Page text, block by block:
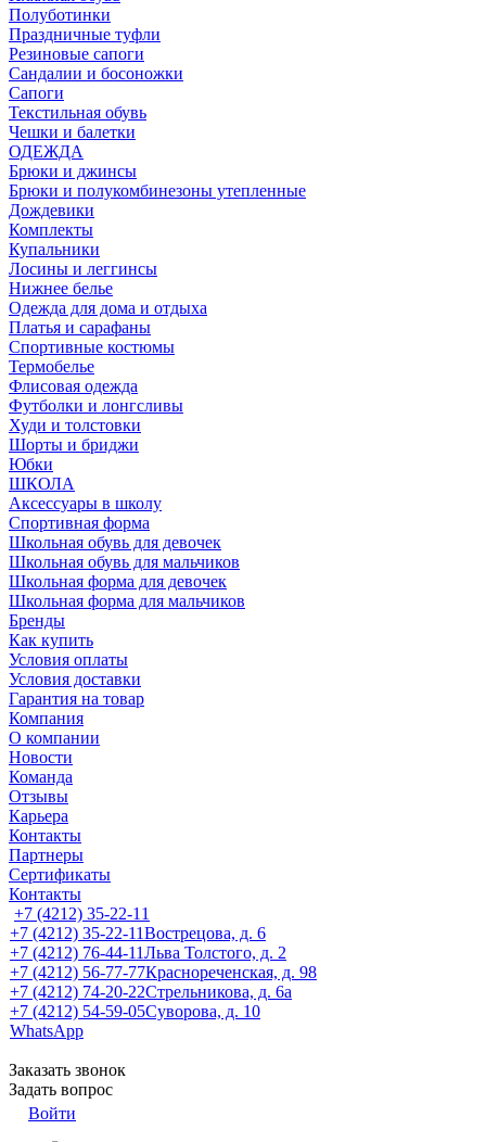
Полуботинки
Праздничные туфли
Резиновые сапоги
Сандалии и босоножки
Сапоги
Текстильная обувь
Чешки и балетки
ОДЕЖДА
Брюки и джинсы
Брюки и полукомбинезоны утепленные
Дождевики
Комплекты
Купальники
Лосины и леггинсы
Нижнее белье
Одежда для дома и отдыха
Платья и сарафаны
Спортивные костюмы
Термобелье
Флисовая одежда
Футболки и лонгсливы
Худи и толстовки
Шорты и бриджи
Юбки
ШКОЛА
Аксессуары в школу
Спортивная форма
Школьная обувь для девочек
Школьная обувь для мальчиков
Школьная форма для девочек
Школьная форма для мальчиков
Бренды
Как купить
Условия оплаты
Условия доставки
Гарантия на товар
Компания
О компании
Новости
Команда
Отзывы
Карьера
Контакты
Партнеры
Сертификаты
Контакты
+7 (4212) 35-22-11
+7 (4212) 35-22-11Вострецова, д. 6
+7 (4212) 76-44-11Льва Толстого, д. 2
+7 (4212) 56-77-77Краснореченская, д. 98
+7 (4212) 74-20-22Стрельникова, д. 6а
+7 (4212) 54-59-05Суворова, д. 10
WhatsApp
Заказать звонок
Задать вопрос
Войти